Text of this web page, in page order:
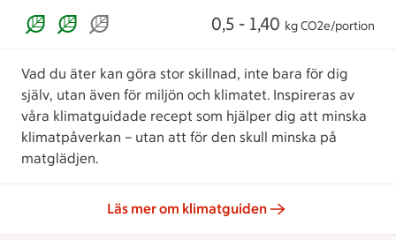
0,5 - 1,40 kg CO2e/portion
Vad du äter kan göra stor skillnad, inte bara för dig
själv, utan även för miljön och klimatet. Inspireras av
våra klimatguidade recept som hjälper dig att minska
klimatpåverkan – utan att för den skull minska på
matglädjen.
Läs mer om klimatguiden